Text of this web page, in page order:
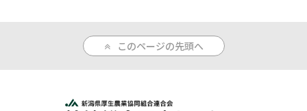
入院のご案内 このページの先頭へ